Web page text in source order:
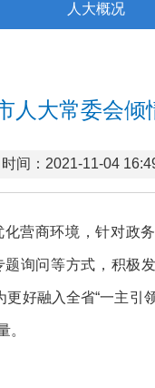
人大概况
大常委会倾
时间：2021-11-04
营商环境，针对政
询问等方式，积极
更好融入全省“一主引
。